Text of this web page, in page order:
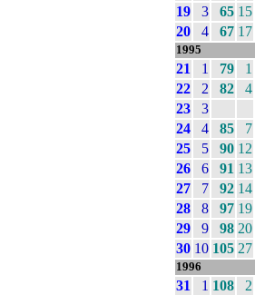
19
3 65 15
20
4 67 17
1995
21 1 79 1
22
2 82 4
23
3
24
4 85 7
25
5 90 12
26
6 91 13
27
7 92 14
28
8 97 19
29
9 98 20
30 10 105 27
1996
31 1 108 2